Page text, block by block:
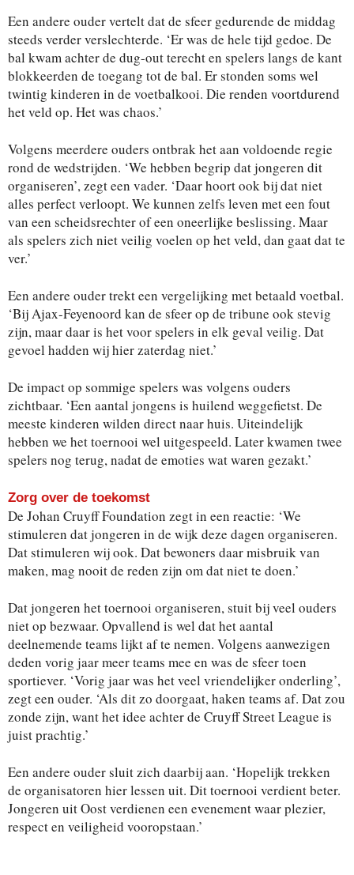
Een andere ouder vertelt dat de sfeer gedurende de middag
steeds verder verslechterde. ‘Er was de hele tijd gedoe. De
bal kwam achter de dug-out terecht en spelers langs de kant
blokkeerden de toegang tot de bal. Er stonden soms wel
twintig kinderen in de voetbalkooi. Die renden voortdurend
het veld op. Het was chaos.’
Volgens meerdere ouders ontbrak het aan voldoende regie
rond de wedstrijden. ‘We hebben begrip dat jongeren dit
organiseren’, zegt een vader. ‘Daar hoort ook bij dat niet
alles perfect verloopt. We kunnen zelfs leven met een fout
van een scheidsrechter of een oneerlijke beslissing. Maar
als spelers zich niet veilig voelen op het veld, dan gaat dat te
ver.’
Een andere ouder trekt een vergelijking met betaald voetbal.
‘Bij Ajax-Feyenoord kan de sfeer op de tribune ook stevig
zijn, maar daar is het voor spelers in elk geval veilig. Dat
gevoel hadden wij hier zaterdag niet.’
De impact op sommige spelers was volgens ouders
zichtbaar. ‘Een aantal jongens is huilend weggefietst. De
meeste kinderen wilden direct naar huis. Uiteindelijk
hebben we het toernooi wel uitgespeeld. Later kwamen twee
spelers nog terug, nadat de emoties wat waren gezakt.’
Zorg over de toekomst
De Johan Cruyff Foundation zegt in een reactie: ‘We
stimuleren dat jongeren in de wijk deze dagen organiseren.
Dat stimuleren wij ook. Dat bewoners daar misbruik van
maken, mag nooit de reden zijn om dat niet te doen.’
Dat jongeren het toernooi organiseren, stuit bij veel ouders
niet op bezwaar. Opvallend is wel dat het aantal
deelnemende teams lijkt af te nemen. Volgens aanwezigen
deden vorig jaar meer teams mee en was de sfeer toen
sportiever. ‘Vorig jaar was het veel vriendelijker onderling’,
zegt een ouder. ‘Als dit zo doorgaat, haken teams af. Dat zou
zonde zijn, want het idee achter de Cruyff Street League is
juist prachtig.’
Een andere ouder sluit zich daarbij aan. ‘Hopelijk trekken
de organisatoren hier lessen uit. Dit toernooi verdient beter.
Jongeren uit Oost verdienen een evenement waar plezier,
respect en veiligheid vooropstaan.’